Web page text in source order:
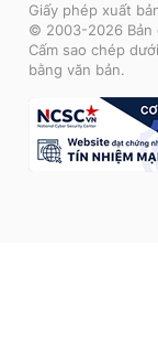
Giấy phép xuất
© 2003-2026 Bản
Cấm sao chép
bằng văn bản.